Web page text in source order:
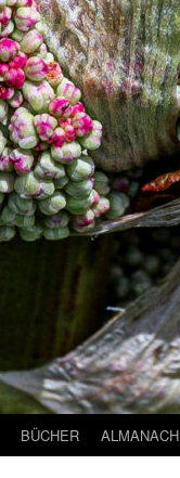
BÜCHER ALMANACH